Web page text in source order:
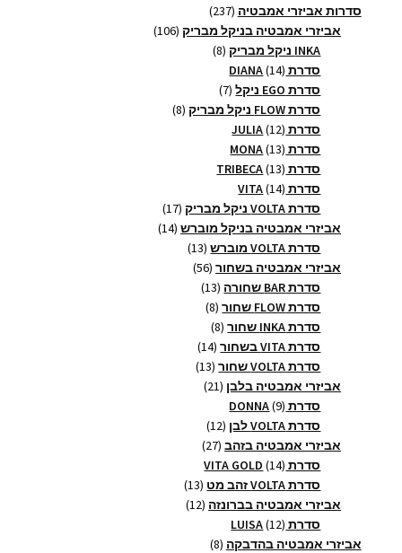
מוצרים
סדרות אביזרי אמבטיה 237
237
מוצרים
אביזרי אמבטיה בניקל מבריק 106
106
INKA ניקל מבריק 8
8
סדרת DIANA 14
14
מוצרים סדרת EGO ניקל 7
7
מוצרים
סדרת FLOW ניקל מבריק 8
8
סדרת JULIA 12
12
מוצרים סדרת MONA 13
13
מוצרים סדרת TRIBECA 13
13
מוצרים סדרת VITA 14
14
מוצרים סדרת VOLTA ניקל מבריק 17
17
מוצרים
אביזרי אמבטיה בניקל מוברש 14
14
סדרת VOLTA מוברש 13
13
אביזרי אמבטיה בשחור 56
56
סדרת BAR שחורה 13
13
מוצרים
סדרת FLOW שחור 8
8
סדרת INKA שחור 8
8
מוצרים
סדרת VITA בשחור 14
14
מוצרים
סדרת VOLTA שחור 13
13
אביזרי אמבטיה בלבן 21
21
סדרת DONNA 9
9
מוצרים סדרת VOLTA לבן 12
12
מוצרים
אביזרי אמבטיה בזהב 27
27
מוצרים
סדרת VITA GOLD 14
14
מוצרים סדרת VOLTA זהב מט 13
13
מוצרים
אביזרי אמבטיה בברונזה 12
12
סדרת LUISA 12
12
מוצרים
אביזרי אמבטיה בהדבקה 8
8